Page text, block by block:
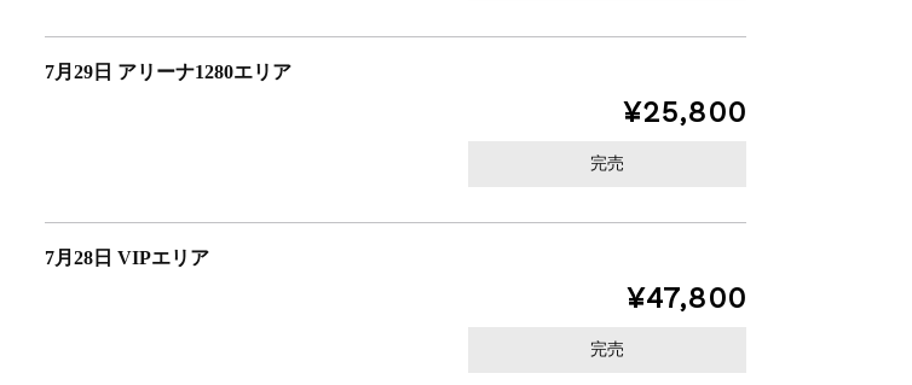
7月29日 アリーナ1280エリア
¥25,800
完売
7月28日 VIPエリア
¥47,800
完売